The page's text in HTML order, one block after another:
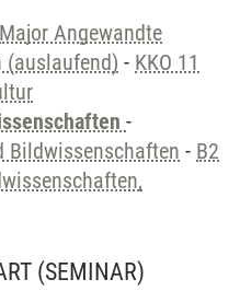
Major Angewandte
(auslaufend) - KKO 11
-
Bildwissenschaften - B2
(SEMINAR)